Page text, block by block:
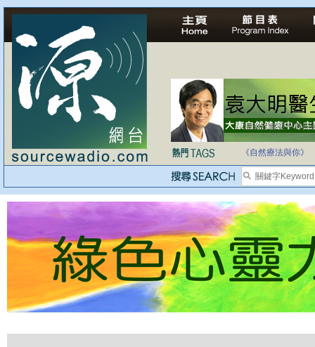
法治社會並不等同
自家教育合法化-
《自然療法與你》